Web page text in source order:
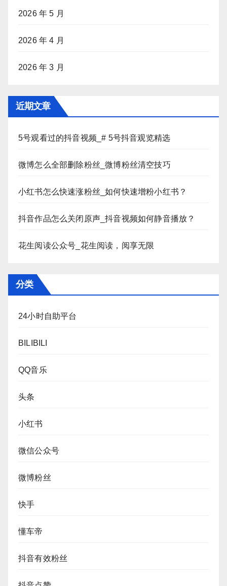
2026 年 5 月
2026 年 4 月
2026 年 3 月
近期文章
5号观看过的抖音视频_# 5号抖音观览精选
微博怎么全部删除粉丝_微博粉丝清空技巧
小红书怎么快速涨粉丝_如何快速增粉小红书？
抖音作品怎么关闭原声_抖音视频如何静音播放？
花生阅读公众号_花生阅读，阅享无限
分类
24小时自助平台
BILIBILI
QQ音乐
头条
小红书
微信公众号
微博粉丝
快手
懂车帝
抖音有效粉丝